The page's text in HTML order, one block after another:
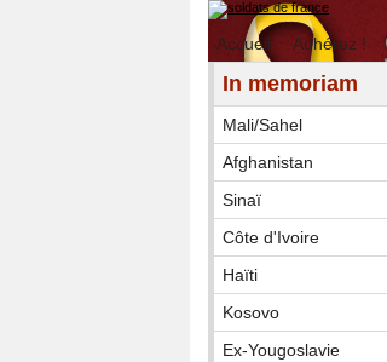
Accueil Adhérez !
In memoriam
Mali/Sahel
Afghanistan
Sinaï
Côte d'Ivoire
Haïti
Kosovo
Ex-Yougoslavie